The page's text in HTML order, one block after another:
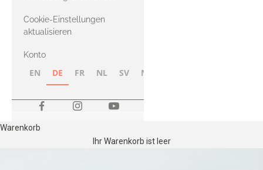
Cookie-Einstellungen
aktualisieren
Konto
EN DE FR NL SV NB
Warenkorb
Ihr Warenkorb ist leer